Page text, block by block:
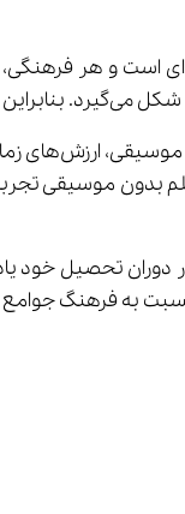
علم موسیقی علم بسیار